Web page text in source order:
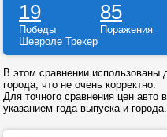
19 85
Победы Поражения
Шевроле Трекер
В этом сравнении использованы
города, что не очень корректно.
Для точного сравнения цен авто
указанием года выпуска и города.